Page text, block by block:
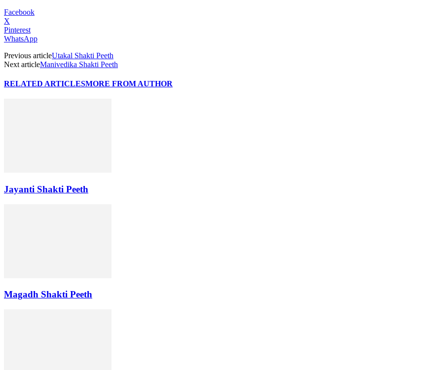
Facebook
X
Pinterest
WhatsApp
Previous articleUtakal Shakti Peeth
Next articleManivedika Shakti Peeth
RELATED ARTICLESMORE FROM AUTHOR
Jayanti Shakti Peeth
Magadh Shakti Peeth